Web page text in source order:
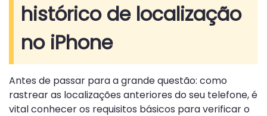
histórico de localização
no iPhone
Antes de passar para a grande questão: como
rastrear as localizações anteriores do seu telefone, é
vital conhecer os requisitos básicos para verificar o